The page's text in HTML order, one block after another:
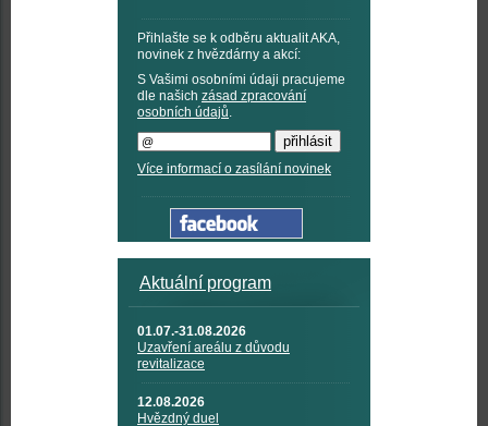
Přihlašte se k odběru aktualit AKA,
novinek z hvězdárny a akcí:
S Vašimi osobními údaji pracujeme
dle našich zásad zpracování
osobních údajů
Více informací o zasílání novinek
Aktuální program
01.07.-31.08.2026
Uzavření areálu z důvodu
revitalizace
12.08.2026
Hvězdný duel